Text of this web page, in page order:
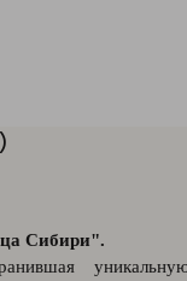
Сибири".